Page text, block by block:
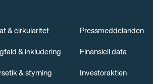
& cirkularitet
& inkludering
& styrning
Pressmeddelanden
Finansiell data
Investoraktien